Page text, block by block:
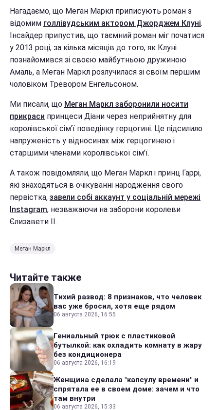
Нагадаємо, що Меган Маркл приписують роман з
відомим голлівудським актором Джорджем Клуні.
Інсайдер припустив, що таємний роман міг початися
у 2013 році, за кілька місяців до того, як Клуні
познайомився зі своєю майбутньою дружиною
Амаль, а Меган Маркл розлучилася зі своїм першим
чоловіком Тревором Енгельсоном.
Ми писали, що Меган Маркл заборонили носити
прикраси принцеси Діани через неприйнятну для
королівської сім'ї поведінку герцогині. Це підсилило
напруженість у відносинах між герцогинею і
старшими членами королівської сім'ї.
А також повідомляли, що Меган Маркл і принц Гаррі,
які знаходяться в очікуванні народження свого
первістка, завели собі аккаунт у соціальній мережі
Instagram, незважаючи на заборони королеви
Єлизавети II.
Меган Маркл
Читайте также
Тихий развод: 8 признаков, что человек
вас уже бросил, хотя еще рядом
06 августа 2026, 16:55
Гениальный трюк с пластиковой
бутылкой: как охладить комнату в жару
без кондиционера
06 августа 2026, 16:19
Женщина сделала "капсулу времени" и
спрятала ее в своем доме: зачем и что
там внутри
06 августа 2026, 15:33